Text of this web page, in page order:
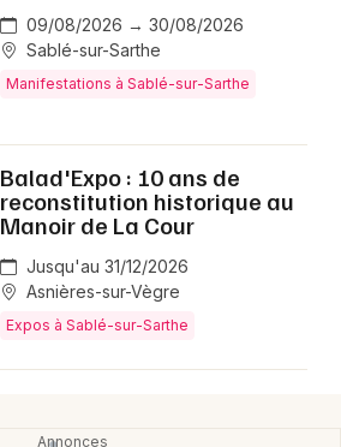
09/08/2026 → 30/08/2026
Sablé-sur-Sarthe
Manifestations à Sablé-sur-Sarthe
Balad'Expo : 10 ans de
reconstitution historique au
Manoir de La Cour
Jusqu'au 31/12/2026
Asnières-sur-Vègre
Expos à Sablé-sur-Sarthe